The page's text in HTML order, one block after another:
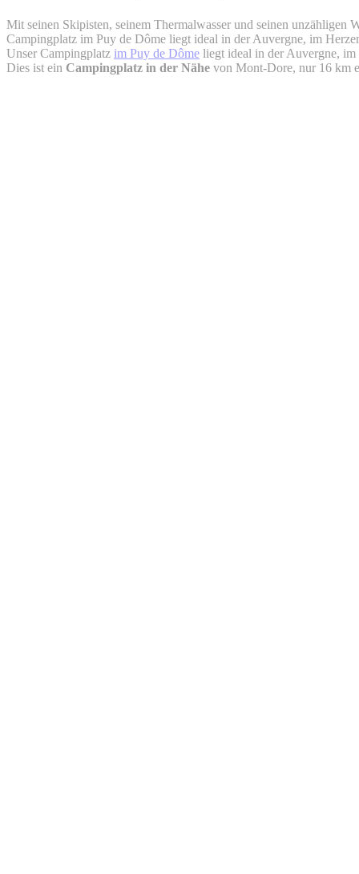
Mit seinen Skipisten, seinem Thermalwasser und seinen unzähligen
Campingplatz im Puy de Dôme liegt ideal in der Auvergne, im
Unser Campingplatz im Puy de Dôme liegt ideal in der Auvergne,
Dies ist ein Campingplatz in der Nähe von Mont-Dore, nur 16 km